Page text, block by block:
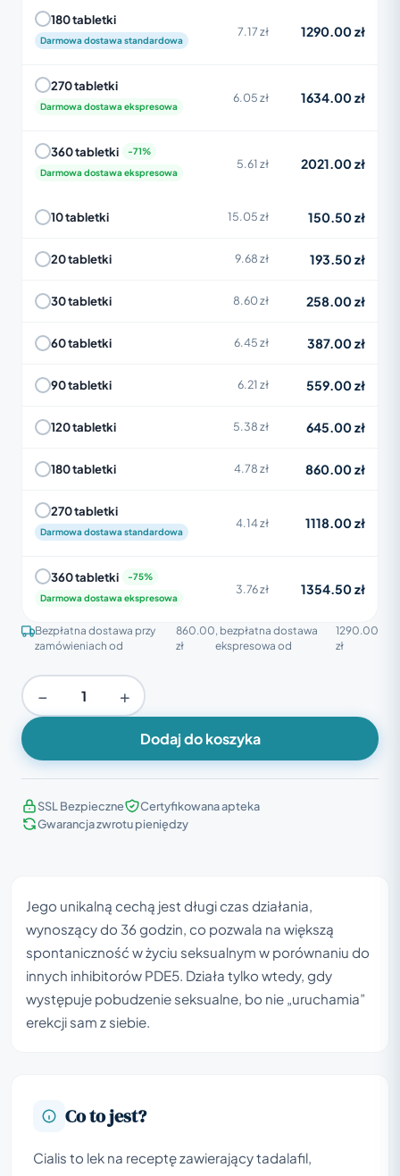
180 tabletki
Darmowa dostawa standardowa
7.17 zł 1290.00 zł
270 tabletki
Darmowa dostawa ekspresowa
6.05 zł 1634.00 zł
360 tabletki
Darmowa dostawa ekspresowa
5.61 zł 2021.00 zł
10 tabletki 15.05 zł 150.50 zł
20 tabletki 9.68 zł 193.50 zł
30 tabletki 8.60 zł 258.00 zł
60 tabletki 6.45 zł 387.00 zł
90 tabletki 6.21 zł 559.00 zł
120 tabletki 5.38 zł 645.00 zł
180 tabletki 4.78 zł 860.00 zł
270 tabletki
Darmowa dostawa standardowa
4.14 zł 1118.00 zł
360 tabletki
Darmowa dostawa ekspresowa
3.76 zł 1354.50 zł
Bezpłatna dostawa przy
zamówieniach od
860.00
zł
, bezpłatna dostawa
ekspresowa od
1290.00
zł
− +
Dodaj do koszyka
SSL Bezpieczne
Certyfikowana apteka
Gwarancja zwrotu pieniędzy
Jego unikalną cechą jest długi czas działania,
wynoszący do 36 godzin, co pozwala na większą
spontaniczność w życiu seksualnym w porównaniu do
innych inhibitorów PDE5. Działa tylko wtedy, gdy
występuje pobudzenie seksualne, bo nie „uruchamia”
erekcji sam z siebie.
Co to jest?
Cialis to lek na receptę zawierający tadalafil,